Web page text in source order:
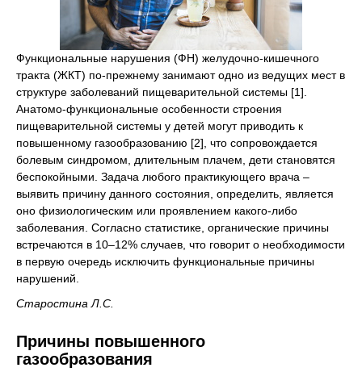
Функциональные нарушения (ФН) желудочно-кишечного
тракта (ЖКТ) по-прежнему занимают одно из ведущих мест в
структуре заболеваний пищеварительной системы [1].
Анатомо-функциональные особенности строения
пищеварительной системы у детей могут приводить к
повышенному газообразованию [2], что сопровождается
болевым синдромом, длительным плачем, дети становятся
беспокойными. Задача любого практикующего врача –
выявить причину данного состояния, определить, является
оно физиологическим или проявлением какого-либо
заболевания. Согласно статистике, органические причины
встречаются в 10–12% случаев, что говорит о необходимости
в первую очередь исключить функциональные причины
нарушений.
Старостина Л.С.
Причины повышенного
газообразования